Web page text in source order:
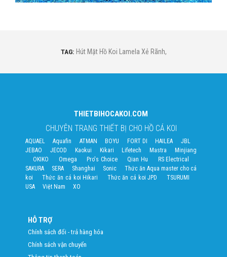
TAG: Hút Mặt Hồ Koi Lamela Xẻ Rãnh,
THIETBIHOCAKOI.COM
CHUYÊN TRANG THIẾT BỊ CHO HỒ CÁ KOI
AQUAEL Aquafin ATMAN BOYU FORT DI HAILEA
JBL
JEBAO
JECOD Kaokui Kikari Lifetech Mastra
Minjiang
OKIKO
Omega Pro's Choice Qian Hu
RS Electrical
SAKURA
SERA Shanghai Sonic
Thức ăn Aqua master cho cá
koi
Thức ăn cá koi Hikari Thức ăn cá koi JPD
TSURUMI
USA
Việt Nam XO
HỖ TRỢ
Chính sách đổi - trả hàng hóa
Chính sách vận chuyển